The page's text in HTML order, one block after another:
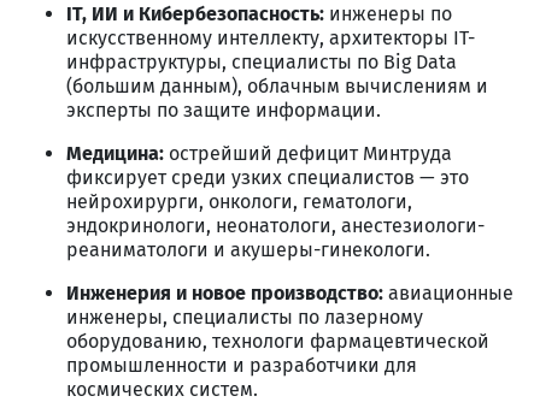
IT, ИИ и Кибербезопасность: инженеры по
искусственному интеллекту, архитекторы IT-
инфраструктуры, специалисты по Big Data
(большим данным), облачным вычислениям и
эксперты по защите информации.
Медицина: острейший дефицит Минтруда
фиксирует среди узких специалистов — это
нейрохирурги, онкологи, гематологи,
эндокринологи, неонатологи, анестезиологи-
реаниматологи и акушеры-гинекологи.
Инженерия и новое производство: авиационные
инженеры, специалисты по лазерному
оборудованию, технологи фармацевтической
промышленности и разработчики для
космических систем.